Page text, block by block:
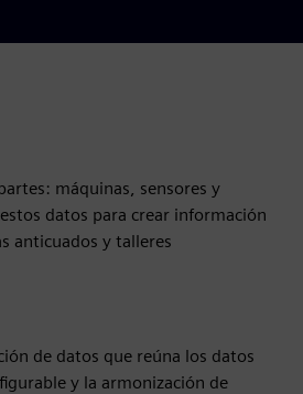
máquinas, sensores y
datos para crear información
anticuados y talleres
de datos que reúna los datos
y la armonización de